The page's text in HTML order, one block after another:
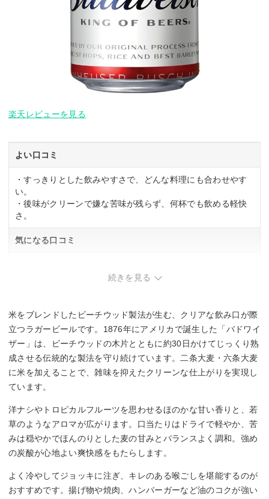
楽天レビューを見る
よい口コミ
・すっきりとした飲みやすさで、どんな料理にも合わせやす
い。
・後味がクリーンで嫌な苦味が残らず、何杯でも飲める軽快
さ。
気になる口コミ
続きを見る
米をブレンドしたビーチウッド製法が生む、クリアな飲み口が際
立つラガービールです。1876年にアメリカで誕生した「バドワイ
ザー」は、ビーチウッドの木片とともに約30日かけてじっくり熟
成させる伝統的な製法を守り続けています。二条大麦・六条大麦
に米を加えることで、雑味を抑えたクリーンな仕上がりを実現し
ています。
洋ナシやトロピカルフルーツを思わせるほのかな甘い香りと、若
草のようなアロマが広がります。口当たりはドライで軽やか、苦
みは穏やかでほんのりとした麦の甘みとバランスよく調和。強め
の炭酸が心地よい爽快感をもたらします。
よく冷やしてジョッキに注ぎ、キレのある喉ごしを堪能するのが
おすすめです。揚げ物や焼肉、ハンバーガーなど油のコクが強い